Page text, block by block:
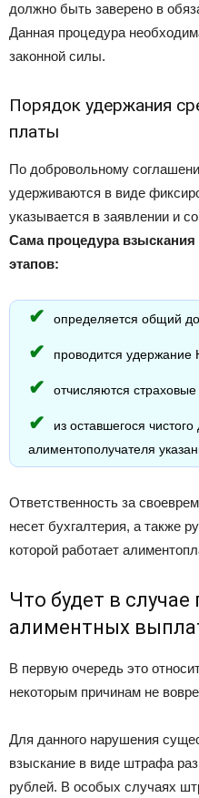
должно быть заверено в
Данная процедура
законной силы.
Порядок удержания
платы
По добровольному
удерживаются в виде
указывается в заявлении и
Сама процедура
этапов:
определяется общий
проводится
отчисляются
из оставшегося
алиментополучателя
Ответственность за
несет бухгалтерия, а также
которой работает
Что будет в случае
алиментных
В первую очередь это
некоторым причинам не
Для данного нарушения
взыскание в виде штрафа
рублей. В особых случаях